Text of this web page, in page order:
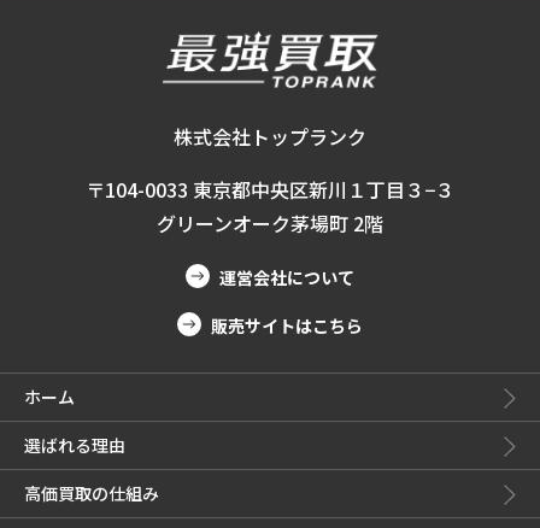
株式会社トップランク
〒104-0033 東京都中央区新川１丁目３−３
グリーンオーク茅場町 2階
運営会社について
販売サイトはこちら
ホーム
選ばれる理由
高価買取の仕組み